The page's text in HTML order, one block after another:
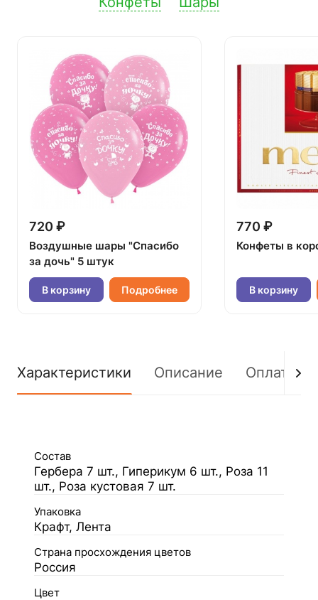
720 ₽
Воздушные шары "Спасибо
за дочь" 5 штук
В корзину Подробнее
770 ₽
Конфеты в
В корзину
Характеристики Описание Оплата
Состав
Гербера 7 шт., Гиперикум 6 шт., Роза 11
шт., Роза кустовая 7 шт.
Упаковка
Крафт, Лента
Страна просхождения цветов
Россия
Цвет